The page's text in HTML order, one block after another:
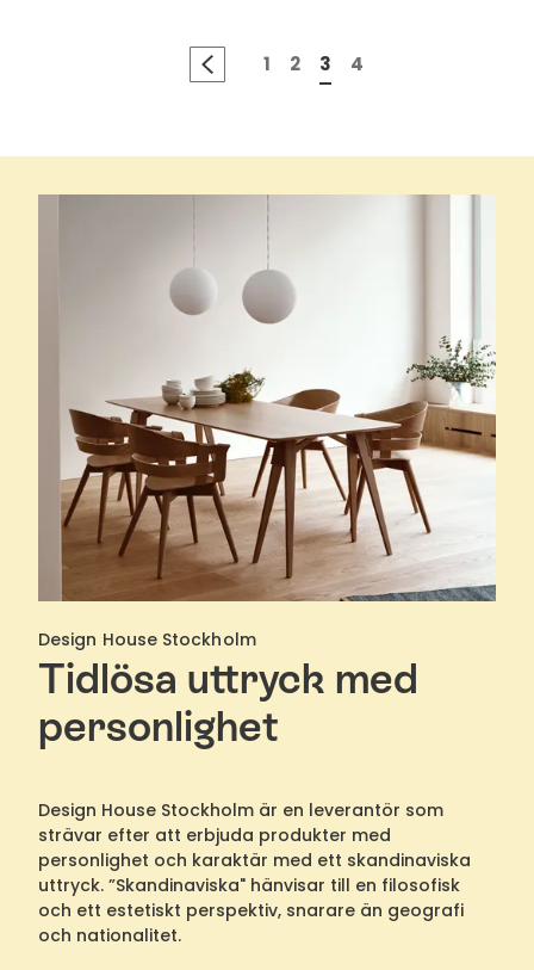
1 2 3 4
Design House Stockholm
Tidlösa uttryck med
personlighet
Design House Stockholm är en leverantör som
strävar efter att erbjuda produkter med
personlighet och karaktär med ett skandinaviska
uttryck. ”Skandinaviska" hänvisar till en filosofisk
och ett estetiskt perspektiv, snarare än geografi
och nationalitet.